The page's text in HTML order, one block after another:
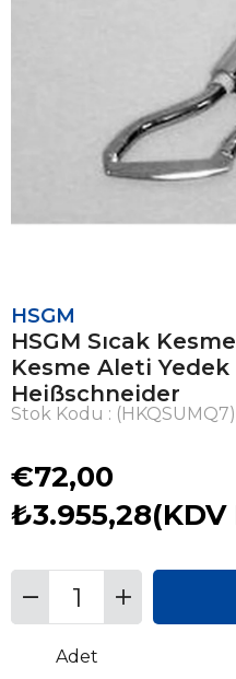
HSGM
HSGM Sıcak
Kesme Aleti Yedek
Heißschneider
Stok Kodu (HKQSUMQ7)
€72,00
₺3.955,28
Adet